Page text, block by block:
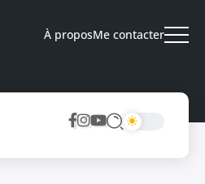
À proposMe contacter